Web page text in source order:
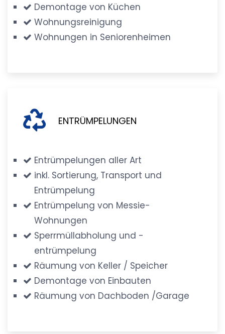
Demontage von Küchen
Wohnungsreinigung
Wohnungen in Seniorenheimen
ENTRÜMPELUNGEN
Entrümpelungen aller Art
inkl. Sortierung, Transport und
Entrümpelung
Entrümpelung von Messie-
Wohnungen
Sperrmüllabholung und -
entrümpelung
Räumung von Keller / Speicher
Demontage von Einbauten
Räumung von Dachboden /Garage